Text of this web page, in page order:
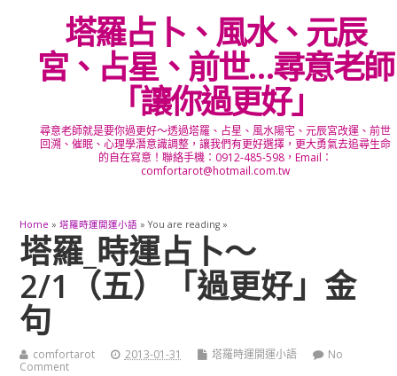
塔羅占卜、風水、元辰
宮、占星、前世…尋意老師
「讓你過更好」
尋意老師就是要你過更好～透過塔羅、占星、風水陽宅、元辰宮改運、前世
回溯、催眠、心理學潛意識調整，讓我們有更好選擇，更大勇氣去追尋生命
的自在寫意！聯絡手機：0912-485-598，Email：
comfortarot@hotmail.com.tw
Home » 塔羅時運開運小語 » You are reading »
塔羅_時運占卜～
2/1（五）「過更好」金
句
comfortarot 2013-01-31 塔羅時運開運小語
No
Comment